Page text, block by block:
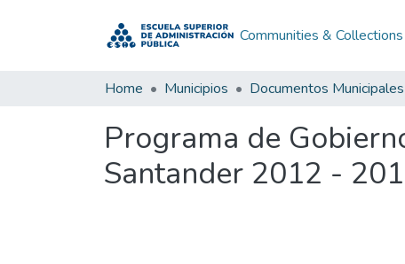
Communities & Collections
Home Municipios Documentos Municipales
Programa de
Santander 2012 -